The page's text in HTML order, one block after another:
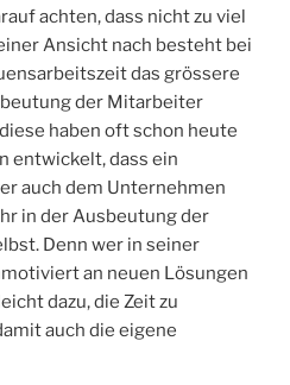
achten, dass nicht zu viel
Ansicht nach besteht bei
das grössere
der Mitarbeiter
haben oft schon heute
entwickelt, dass ein
auch dem Unternehmen
in der Ausbeutung der
Denn wer in seiner
an neuen Lösungen
dazu, die Zeit zu
auch die eigene